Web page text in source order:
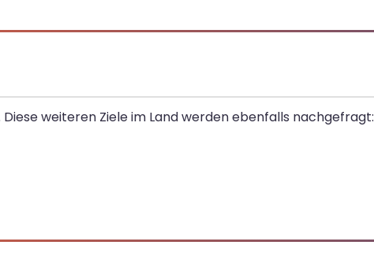
weiteren Ziele im Land werden ebenfalls nachgefragt: